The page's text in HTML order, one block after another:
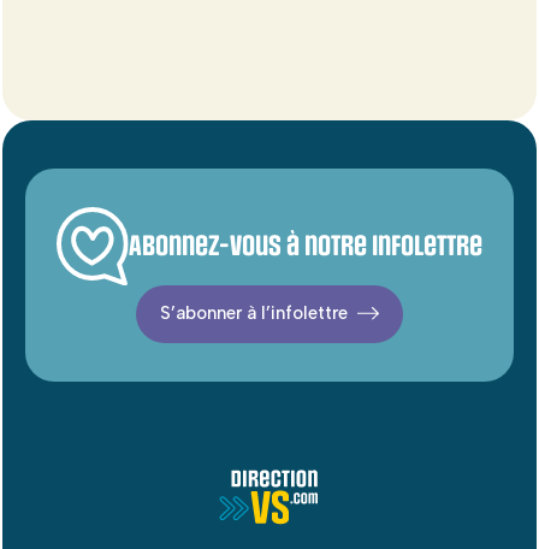
Abonnez-vous à notre infolettre
S’abonner à l’infolettre